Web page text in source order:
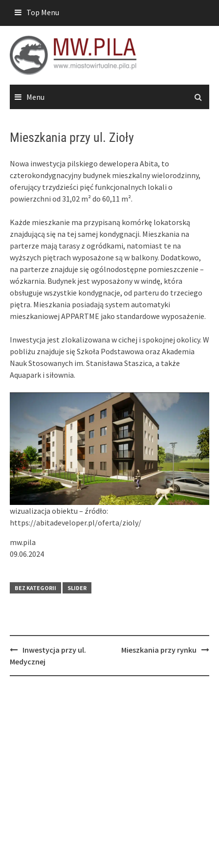
content
Top Menu
Menu
Mieszkania przy ul. Zioły
Nowa inwestycja pilskiego dewelopera Abita, to
czterokondygnacyjny budynek mieszkalny wielorodzinny,
oferujący trzydzieści pięć funkcjonalnych lokali o
powierzchni od 31,02 m² do 60,11 m².
Każde mieszkanie ma przypisaną komórkę lokatorską
znajdującą się na tej samej kondygnacji. Mieszkania na
parterze mają tarasy z ogródkami, natomiast te na
wyższych piętrach wyposażone są w balkony. Dodatkowo,
na parterze znajduje się ogólnodostępne pomieszczenie –
wózkarnia. Budynek jest wyposażony w windę, która
obsługuje wszystkie kondygnacje, od parteru do trzeciego
piętra. Mieszkania posiadają system automatyki
mieszkaniowej APPARTME jako standardowe wyposażenie.
Inwestycja jest zlokalizowana w cichej i spokojnej okolicy. W
pobliżu znajduje się Szkoła Podstawowa oraz Akademia
Nauk Stosowanych im. Stanisława Staszica, a także
Aquapark i siłownia.
wizualizacja obiektu – źródło:
https://abitadeveloper.pl/oferta/zioly/
mw.pila
09.06.2024
BEZ KATEGORII SLIDER
Post
navigation
Inwestycja przy ul.
Medycznej
Mieszkania przy rynku